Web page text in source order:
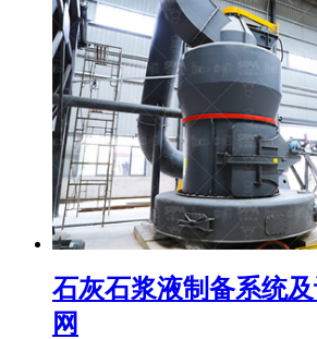
石灰石浆液制备系统
网